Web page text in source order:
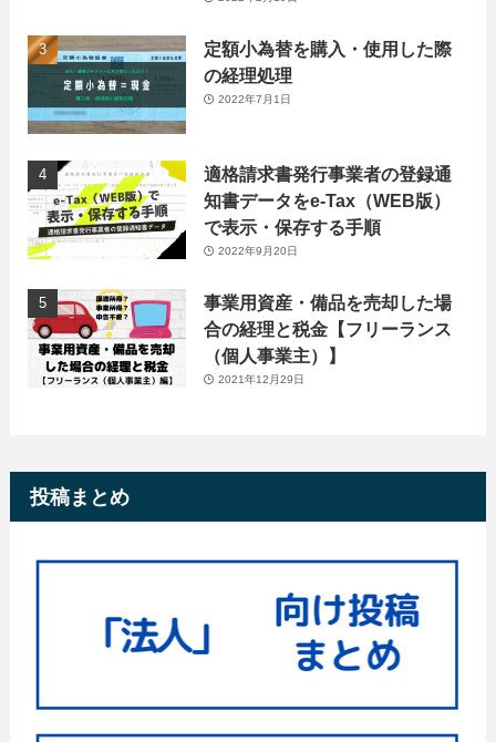
定額小為替を購入・使用した際
の経理処理
2022年7月1日
適格請求書発行事業者の登録通
知書データをe-Tax（WEB版）
で表示・保存する手順
2022年9月20日
事業用資産・備品を売却した場
合の経理と税金【フリーランス
（個人事業主）】
2021年12月29日
投稿まとめ